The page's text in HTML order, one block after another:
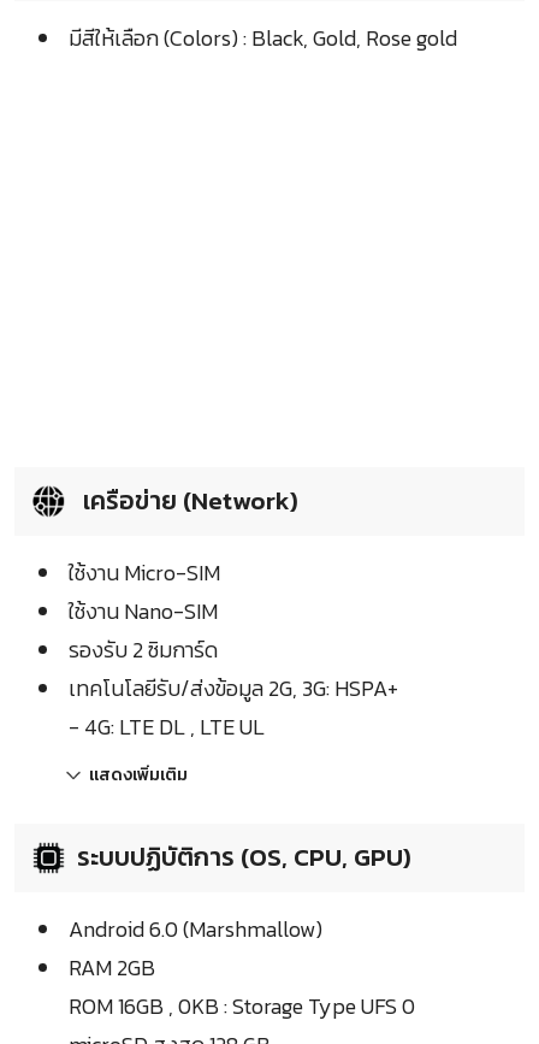
มีสีให้เลือก (Colors) : Black, Gold, Rose gold
เครือข่าย (Network)
ใช้งาน Micro-SIM
ใช้งาน Nano-SIM
รองรับ 2 ซิมการ์ด
เทคโนโลยีรับ/ส่งข้อมูล 2G, 3G: HSPA+
- 4G: LTE DL , LTE UL
แสดงเพิ่มเติม
ระบบปฏิบัติการ (OS, CPU, GPU)
Android 6.0 (Marshmallow)
RAM 2GB
ROM 16GB , 0KB : Storage Type UFS 0